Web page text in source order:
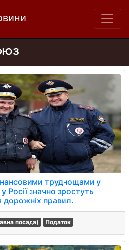
труднощами у
Росії значно зростуть
дорожніх правил.
посада) Податок